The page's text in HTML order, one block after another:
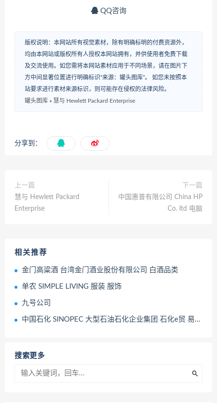
QQ咨询
版权说明：本网站所有视觉素材，除有明确标明的付费资源外，
均由本网站或版权所有人授权本网站拥有，并供使用者免费下载
及交流使用。如您需将本网站素材应用于不同场景，请在图片下
方中间显著位置进行明确标识“来源：罐头图库”。 如您未按照本
站要求进行素材来源标识，则可能存在侵权的法律风险。
罐头图库 » 慧与 Hewlett Packard Enterprise
分享到：
上一篇
慧与 Hewlett Packard
Enterprise
下一篇
中国惠普有限公司 China HP
Co. ltd 电脑
相关推荐
金门高粱酒 台湾金门酒业股份有限公司 白酒品类
单农 SIMPLE LIVING 服装 服饰
九号公司
中国石化 SINOPEC 大型石油石化企业集团 石化e贸 易捷养车 全自动洗车区
搜索更多